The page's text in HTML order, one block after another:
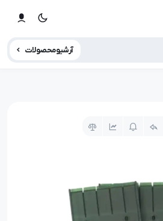
آرشیو محصولات